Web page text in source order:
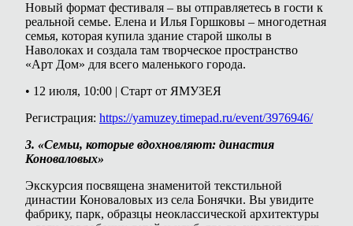
Новый формат фестиваля – вы отправляетесь в гости к
реальной семье. Елена и Илья Горшковы – многодетная
семья, которая купила здание старой школы в
Наволоках и создала там творческое пространство
«Арт Дом» для всего маленького города.
• 12 июля, 10:00 | Старт от ЯМУЗЕЯ
Регистрация: https://yamuzey.timepad.ru/event/3976946/
3. «Семьи, которые вдохновляют: династия
Коноваловых»
Экскурсия посвящена знаменитой текстильной
династии Коноваловых из села Бонячки. Вы увидите
фабрику, парк, образцы неоклассической архитектуры